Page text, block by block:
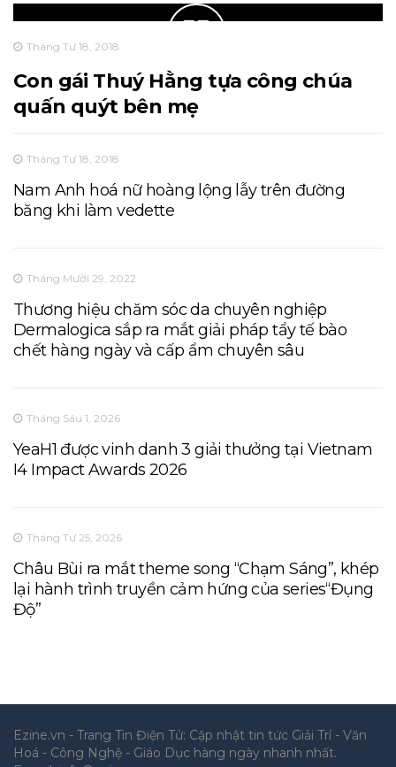
Tháng Tư 18, 2018
Con gái Thuý Hằng tựa công chúa
quấn quýt bên mẹ
Tháng Tư 18, 2018
Nam Anh hoá nữ hoàng lộng lẫy trên đường
băng khi làm vedette
Tháng Mười 29, 2022
Thương hiệu chăm sóc da chuyên nghiệp
Dermalogica sắp ra mắt giải pháp tẩy tế bào
chết hàng ngày và cấp ẩm chuyên sâu
Tháng Sáu 1, 2026
YeaH1 được vinh danh 3 giải thưởng tại Vietnam
I4 Impact Awards 2026
Tháng Tư 25, 2026
Châu Bùi ra mắt theme song “Chạm Sáng”, khép
lại hành trình truyền cảm hứng của series“Đụng
Độ”
Ezine.vn - Trang Tin Điện Tử: Cập nhật tin tức Giải Trí - Văn
Hoá - Công Nghệ - Giáo Dục hàng ngày nhanh nhất.